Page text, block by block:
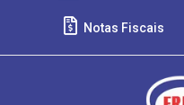
Notas Fiscais